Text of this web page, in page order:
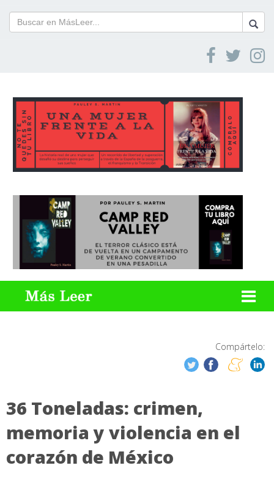
Compártelo:
36 Toneladas: crimen,
memoria y violencia en el
corazón de México